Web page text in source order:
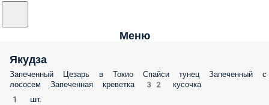
Меню
Якудза
Запеченный Цезарь в Токио Спайси тунец Запеченный с
лососем Запеченная креветка 32 кусочка
1 шт.